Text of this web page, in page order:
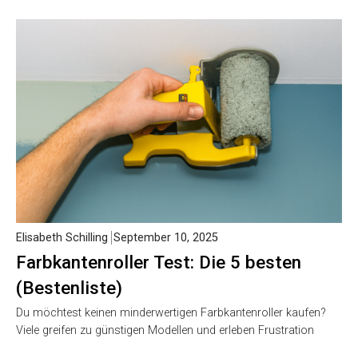
Farbkantenroller Test: Die 5 besten
(Bestenliste)
Elisabeth Schilling September 10, 2025
Du möchtest keinen minderwertigen Farbkantenroller kaufen?
Viele greifen zu günstigen Modellen und erleben Frustration